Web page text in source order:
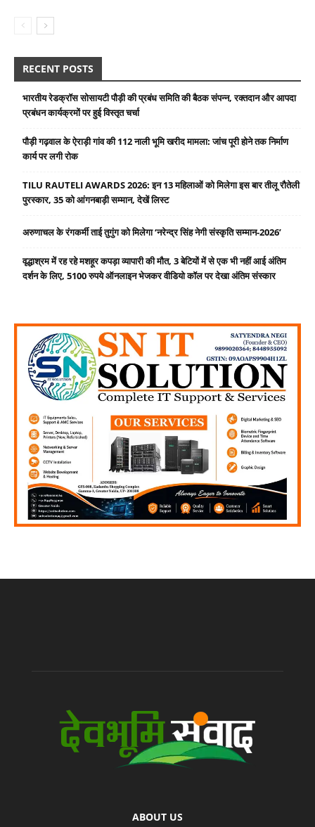
RECENT POSTS
भारतीय रेडक्रॉस सोसायटी पौड़ी की प्रबंध समिति की बैठक संपन्न, रक्तदान और आपदा
प्रबंधन कार्यक्रमों पर हुई विस्तृत चर्चा
पौड़ी गढ़वाल के ऐराड़ी गांव की 112 नाली भूमि खरीद मामला: जांच पूरी होने तक निर्माण
कार्य पर लगी रोक
TILU RAUTELI AWARDS 2026: इन 13 महिलाओं को मिलेगा इस बार तीलू रौतेली
पुरस्कार, 35 को आंगनबाड़ी सम्मान, देखें लिस्ट
अरुणाचल के रंगकर्मी ताई तुगुंग को मिलेगा ‘नरेन्द्र सिंह नेगी संस्कृति सम्मान-2026’
वृद्धाश्रम में रह रहे मशहूर कपड़ा व्यापारी की मौत, 3 बेटियों में से एक भी नहीं आई अंतिम
दर्शन के लिए, 5100 रुपये ऑनलाइन भेजकर वीडियो कॉल पर देखा अंतिम संस्कार
ABOUT US